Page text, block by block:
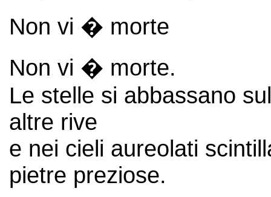
Non vi � morte
Non vi � morte.
Le stelle si abbassano
altre rive
e nei cieli aureolati
pietre preziose.